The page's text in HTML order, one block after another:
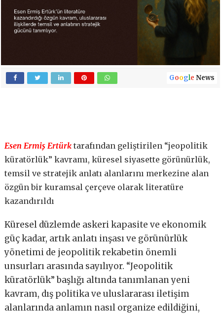
Google News
Esen Ermiş Ertürk tarafından geliştirilen “jeopolitik
küratörlük” kavramı, küresel siyasette görünürlük,
temsil ve stratejik anlatı alanlarını merkezine alan
özgün bir kuramsal çerçeve olarak literatüre
kazandırıldı
Küresel düzlemde askeri kapasite ve ekonomik
güç kadar, artık anlatı inşası ve görünürlük
yönetimi de jeopolitik rekabetin önemli
unsurları arasında sayılıyor. “Jeopolitik
küratörlük” başlığı altında tanımlanan yeni
kavram, dış politika ve uluslararası iletişim
alanlarında anlamın nasıl organize edildiğini,